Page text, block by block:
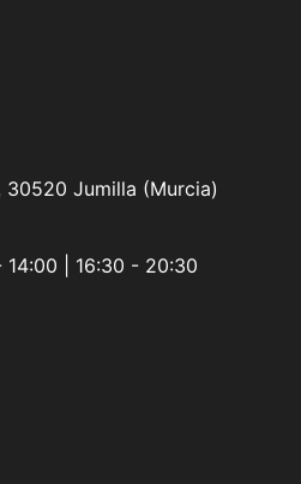
30520 Jumilla (Murcia)
14:00 | 16:30 - 20:30